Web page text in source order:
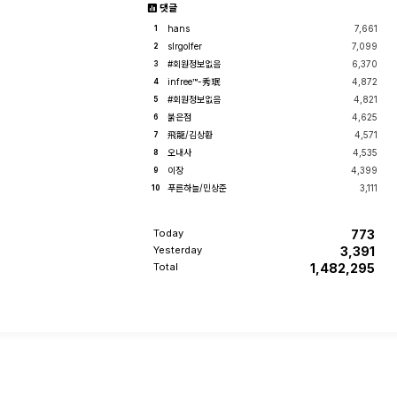
댓글
1 hans 7,661
2 slrgolfer 7,099
3 #회원정보없음 6,370
4 infree™-秀珉 4,872
5 #회원정보없음 4,821
6 붉은점 4,625
7 飛龍/김상환 4,571
8 오내사 4,535
9 이장 4,399
10 푸른하늘/민상준 3,111
Today 773
Yesterday 3,391
Total 1,482,295